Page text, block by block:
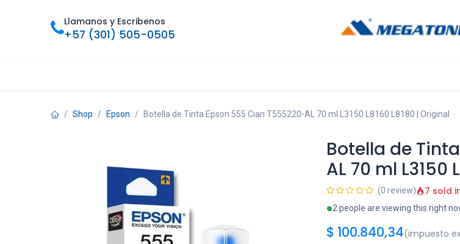
Llamanos y Escribenos
+57 (301) 505-0505
Shop Epson Botella de Tinta Epson 555 Cian T555220-AL 70 ml L3150 L8160 L8180 | Original
Botella de
AL 70 ml L3150
(0 review) 7 sold
2 people are viewing this right
$ 100.840,34(impuesto